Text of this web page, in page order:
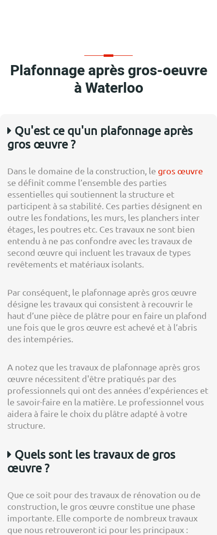
Plafonnage après gros-oeuvre
à Waterloo
Qu'est ce qu'un plafonnage après
gros œuvre ?
Dans le domaine de la construction, le gros œuvre
se définit comme l’ensemble des parties
essentielles qui soutiennent la structure et
participent à sa stabilité. Ces parties désignent en
outre les fondations, les murs, les planchers inter
étages, les poutres etc. Ces travaux ne sont bien
entendu à ne pas confondre avec les travaux de
second œuvre qui incluent les travaux de types
revêtements et matériaux isolants.
Par conséquent, le plafonnage après gros œuvre
désigne les travaux qui consistent à recouvrir le
haut d’une pièce de plâtre pour en faire un plafond
une fois que le gros œuvre est achevé et à l’abris
des intempéries.
A notez que les travaux de plafonnage après gros
œuvre nécessitent d'être pratiqués par des
professionnels qui ont des années d’expériences et
le savoir-faire en la matière. Le professionnel vous
aidera à faire le choix du plâtre adapté à votre
structure.
Quels sont les travaux de gros
œuvre ?
Que ce soit pour des travaux de rénovation ou de
construction, le gros œuvre constitue une phase
importante. Elle comporte de nombreux travaux
que nous retrouveront ici pour les principaux :